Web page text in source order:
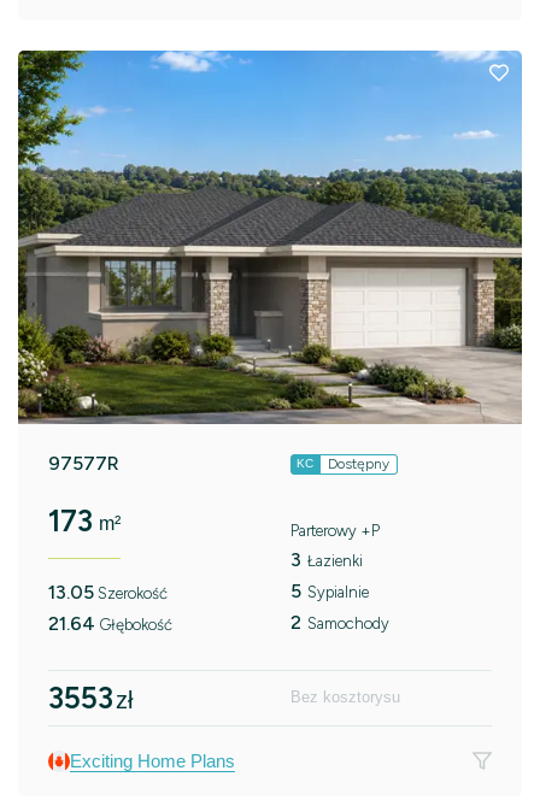
97577R KC Dostępny
173 m²
13.05 Szerokość
21.64 Głębokość
Parterowy +P
3 Łazienki
5 Sypialnie
2 Samochody
3553zł Bez kosztorysu
Exciting Home Plans